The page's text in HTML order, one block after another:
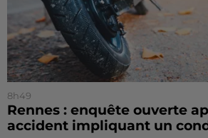
8h49
Rennes : enquête ouverte
accident impliquant un